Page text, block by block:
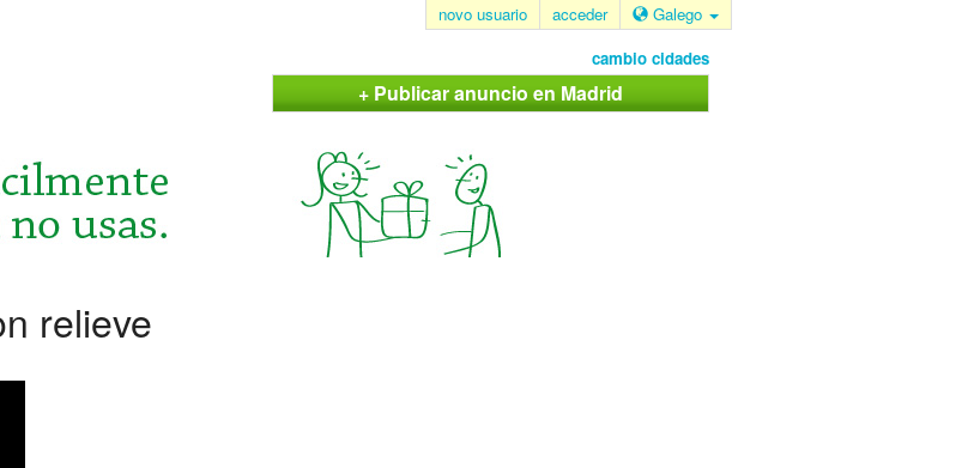
novo usuario acceder Galego
cambio cidades
+ Publicar anuncio en Madrid
relieve